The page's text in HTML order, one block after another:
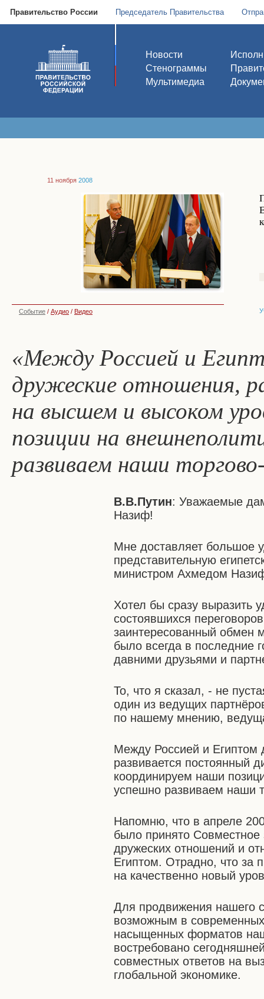
Правительство России Председатель Правительства
Новости
Стенограммы
Мультимедиа
11 ноября 2008
Событие / Аудио / Видео
«Между Россией и
дружеские отношения,
на высшем и высоком
позиции на
развиваем наши
В.В.Путин: Уважаемые
Назиф!
Мне доставляет большое
представительную
министром Ахмедом
Хотел бы сразу выразить
состоявшихся
заинтересованный обмен
было всегда в последние
давними друзьями и
То, что я сказал, - не
один из ведущих
по нашему мнению,
Между Россией и Египтом
развивается постоянный
координируем наши
успешно развиваем наши
Напомню, что в апреле
было принято
дружеских отношений и
Египтом. Отрадно, что за
на качественно новый
Для продвижения нашего
возможным в
насыщенных форматов
востребовано
совместных ответов на
глобальной экономике.